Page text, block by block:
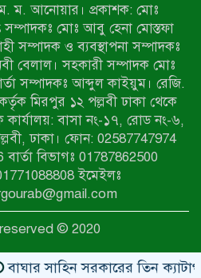
পড়ুয়া কন্যাকে উত্ত্যক্ত করার
করায় পিতাকে কু*পি*য়ে
দিবস-২০২৬ উপলক্ষে
শহিদদের স্মরণে দোয়া
ও আলোচনা সভা অনুষ্ঠিত
বজ্রপাতে শিক্ষার্থীর মৃত্যু
গণঅভ্যুত্থান দিবসে ইসলামী
গণমিছিল ও গণহত্যার
দাবি
ম. ম. আনোয়ার। প্রকাশক: মোঃ
সম্পাদকঃ মোঃ আবু হেনা মোস্তফা
সম্পাদক ও ব্যবস্থাপনা সম্পাদকঃ
বেলাল। সহকারী সম্পাদক মোঃ
সম্পাদকঃ আব্দুল কাইয়ুম। রেজি.
মিরপুর ১২ পল্লবী ঢাকা থেকে
কার্যালয়: বাসা নং-১৭, রোড নং-৬,
ঢাকা। ফোন: 02587747974
বিভাগঃ 01787862500
01771088808 ইমেইলঃ
© 2020
সাহিন সরকারের তিন